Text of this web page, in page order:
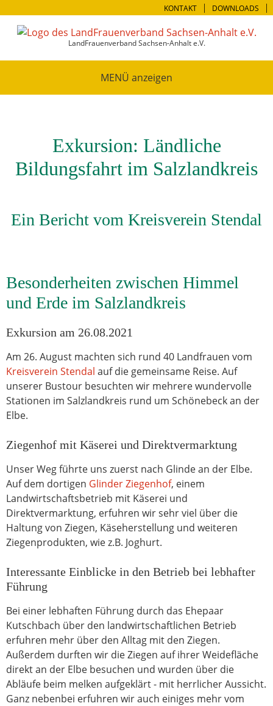
KONTAKT DOWNLOADS
LandFrauenverband Sachsen-Anhalt e.V.
MENÜ
Exkursion: Ländliche
Bildungsfahrt im Salzlandkreis
Ein Bericht vom Kreisverein Stendal
Besonderheiten zwischen Himmel
und Erde im Salzlandkreis
Exkursion am 26.08.2021
Am 26. August machten sich rund 40 Landfrauen vom
Kreisverein Stendal auf die gemeinsame Reise. Auf
unserer Bustour besuchten wir mehrere wundervolle
Stationen im Salzlandkreis rund um Schönebeck an der
Elbe.
Ziegenhof mit Käserei und Direktvermarktung
Unser Weg führte uns zuerst nach Glinde an der Elbe.
Auf dem dortigen Glinder Ziegenhof, einem
Landwirtschaftsbetrieb mit Käserei und
Direktvermarktung, erfuhren wir sehr viel über die
Haltung von Ziegen, Käseherstellung und weiteren
Ziegenprodukten, wie z.B. Joghurt.
Interessante Einblicke in den Betrieb bei lebhafter
Führung
Bei einer lebhaften Führung durch das Ehepaar
Kutschbach über den landwirtschaftlichen Betrieb
erfuhren mehr über den Alltag mit den Ziegen.
Außerdem durften wir die Ziegen auf ihrer Weidefläche
direkt an der Elbe besuchen und wurden über die
Abläufe beim melken aufgeklärt - mit herrlicher Aussicht.
Ganz nebenbei erfuhren wir auch einiges mehr vom